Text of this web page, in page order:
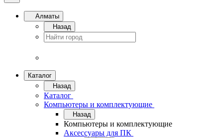
Алматы
Назад
Каталог
Назад
Каталог
Компьютеры и комплектующие
Назад
Компьютеры и комплектующие
Аксессуары для ПК